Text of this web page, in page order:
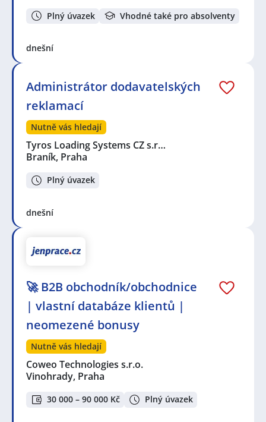
Plný úvazek Vhodné také pro absolventy
dnešní
Administrátor dodavatelských
reklamací
Nutně vás hledají
Tyros Loading Systems CZ s.r…
Braník, Praha
Plný úvazek
dnešní
🚀 B2B obchodník/obchodnice
| vlastní databáze klientů |
neomezené bonusy
Nutně vás hledají
Coweo Technologies s.r.o.
Vinohrady, Praha
30 000 – 90 000 Kč Plný úvazek